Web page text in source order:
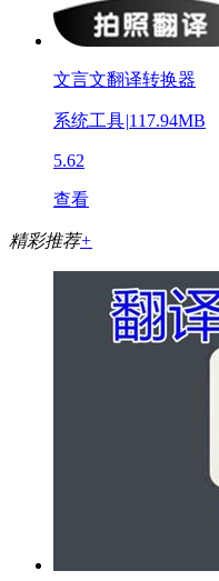
文言文翻译转换器
系统工具|117.94MB
5.62
查看
精彩推荐+